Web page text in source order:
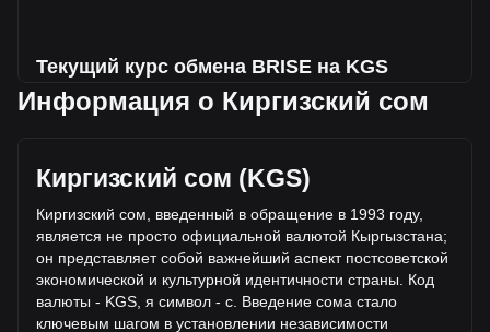
Текущий курс обмена BRISE на KGS
На этой неделе наблюдается падение Bitgert к
Текущая рыночная цена Bitgert составляет с0.BRISE1269
за BRISE, а общая рыночная капитализация составляет
395,690,000,000,000{5} на основе оборотного
предложения Bitgert с501,989,686.28 KGS. Объем торгов
упал на Bitgert% (с-5,831,285.92 KGS) за последние 24
часа, а объем торгов -12.82 составил с45,470,952.71
было продано за тот же период.
Информация о Киргизский сом
Киргизский сом (KGS)
Киргизский сом, введенный в обращение в 1993 году,
является не просто официальной валютой Кыргызстана;
он представляет собой важнейший аспект постсоветской
экономической и культурной идентичности страны. Код
валюты - KGS, я символ - с. Введение сома стало
ключевым шагом в установлении независимости